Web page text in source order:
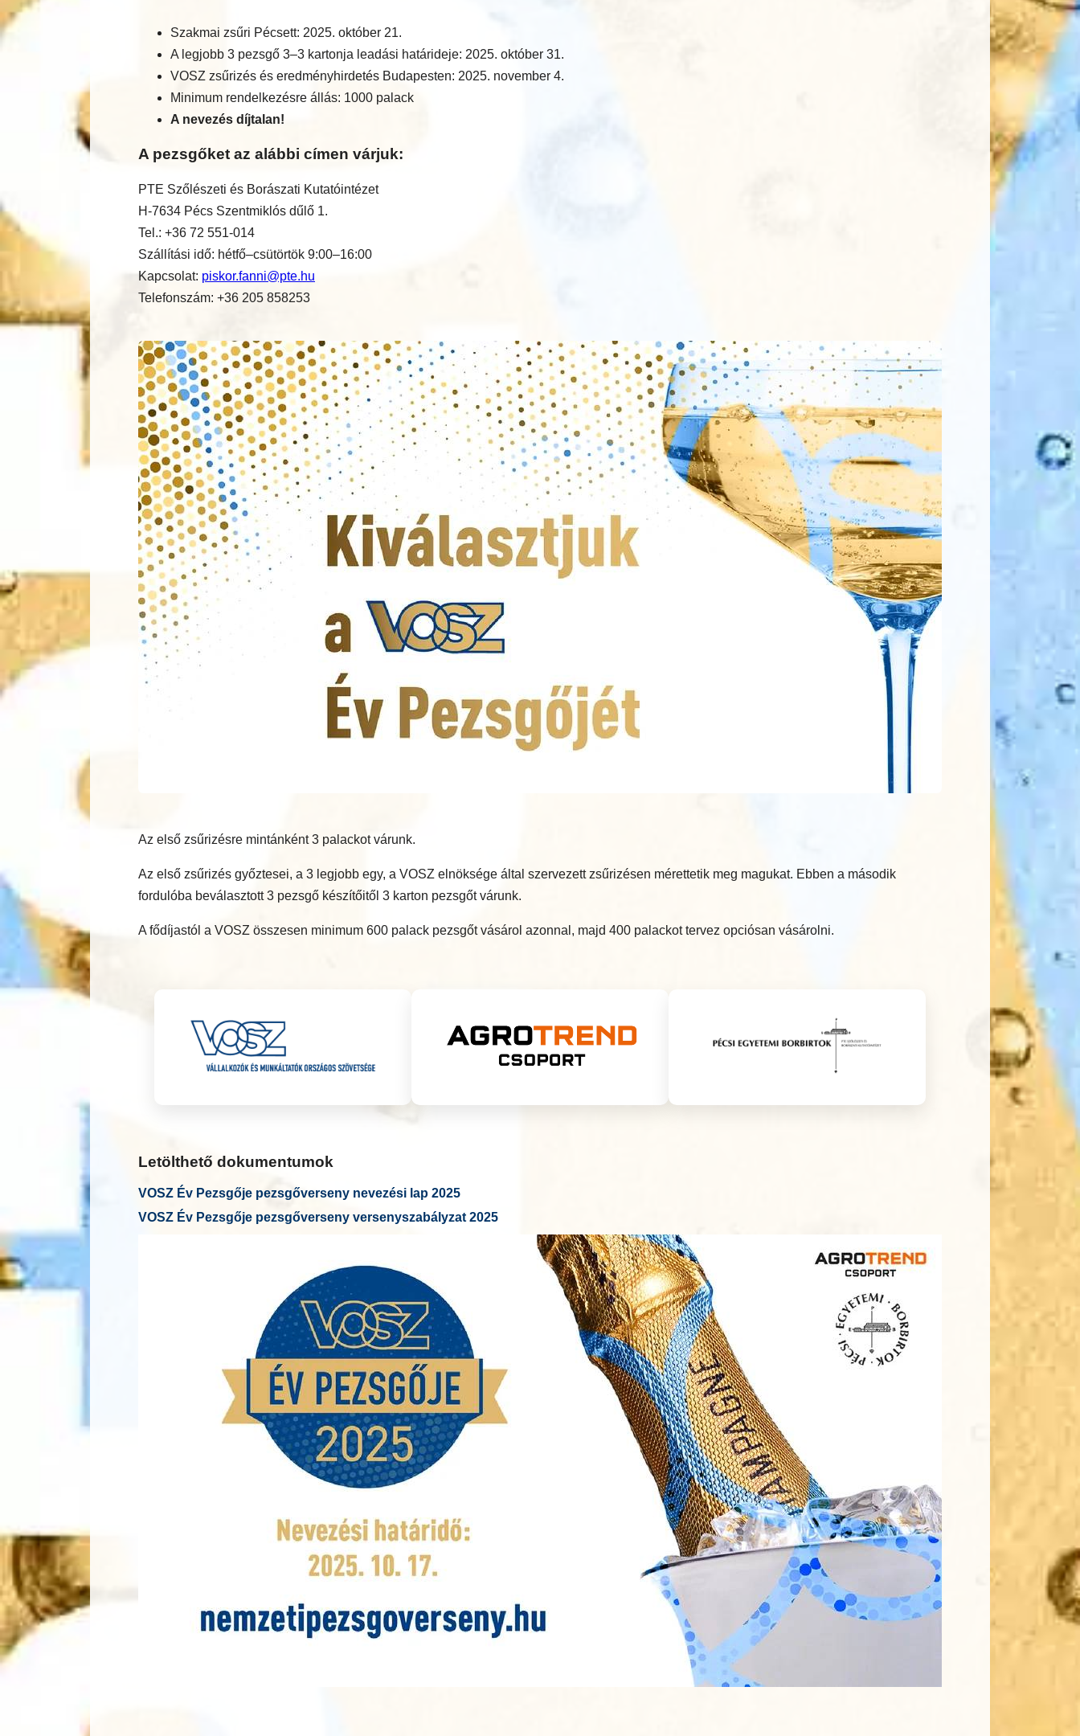
Szakmai zsűri Pécsett: 2025. október 21.
A legjobb 3 pezsgő 3–3 kartonja leadási határideje: 2025. október 31.
VOSZ zsűrizés és eredményhirdetés Budapesten: 2025. november 4.
Minimum rendelkezésre állás: 1000 palack
A nevezés díjtalan!
A pezsgőket az alábbi címen várjuk:
PTE Szőlészeti és Borászati Kutatóintézet
H-7634 Pécs Szentmiklós dűlő 1.
Tel.: +36 72 551-014
Szállítási idő: hétfő–csütörtök 9:00–16:00
Kapcsolat: piskor.fanni@pte.hu
Telefonszám: +36 205 858253
Az első zsűrizésre mintánként 3 palackot várunk.
Az első zsűrizés győztesei, a 3 legjobb egy, a VOSZ elnöksége által szervezett zsűrizésen mérettetik meg magukat. Ebben a második
fordulóba beválasztott 3 pezsgő készítőitől 3 karton pezsgőt várunk.
A fődíjastól a VOSZ összesen minimum 600 palack pezsgőt vásárol azonnal, majd 400 palackot tervez opciósan vásárolni.
Letölthető dokumentumok
VOSZ Év Pezsgője pezsgőverseny nevezési lap 2025
VOSZ Év Pezsgője pezsgőverseny versenyszabályzat 2025